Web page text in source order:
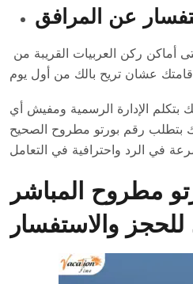
الإدارة الرسمية ومفيش أي
بتطلب رقم بورتو مطروح الصحيح
مطروح المباشر